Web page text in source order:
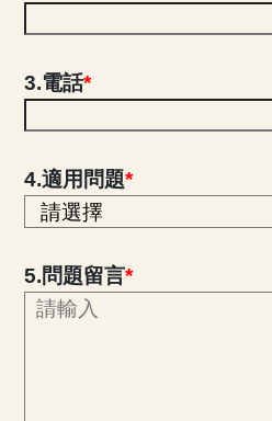
3.電話*
4.適用問題*
5.問題留言*